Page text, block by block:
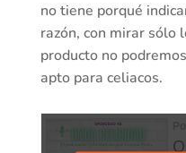
no tiene porqué
razón, con mirar sólo
producto no
apto para celiacos.